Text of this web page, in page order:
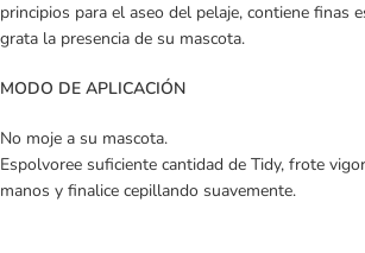
principios para el aseo del pelaje, contiene finas
grata la presencia de su mascota.
MODO DE APLICACIÓN
No moje a su mascota.
Espolvoree suficiente cantidad de Tidy, frote
manos y finalice cepillando suavemente.